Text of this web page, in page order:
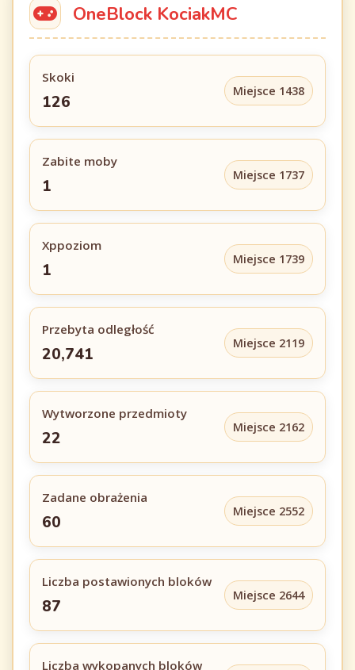
OneBlock KociakMC
Skoki
126
Miejsce 1438
Zabite moby
1
Miejsce 1737
Xppoziom
1
Miejsce 1739
Przebyta odległość
20,741
Miejsce 2119
Wytworzone przedmioty
22
Miejsce 2162
Zadane obrażenia
60
Miejsce 2552
Liczba postawionych bloków
87
Miejsce 2644
Liczba wykopanych bloków